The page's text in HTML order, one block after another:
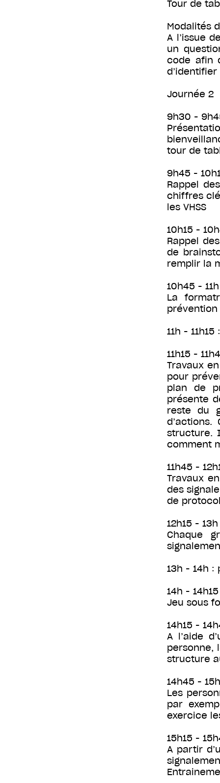
Tour de
Modalités
A l’issue
un
code afin
Journée 2
9h30 -
tour de
9h45 -
Rappel
chiffres
les VHSS
10h15 -
Rappel
de
remplir la
10h45 -
La
prévention
11h -
11h15 -
Travaux
pour
plan de
présente
reste du
structure.
comment
11h45 -
Travaux
des
de
12h15 -
Chaque
13h - 14h :
14h -
Jeu sous
14h15 -
A l’aide
personne,
structure
14h45 -
Les
par
exercice
15h15 -
A partir